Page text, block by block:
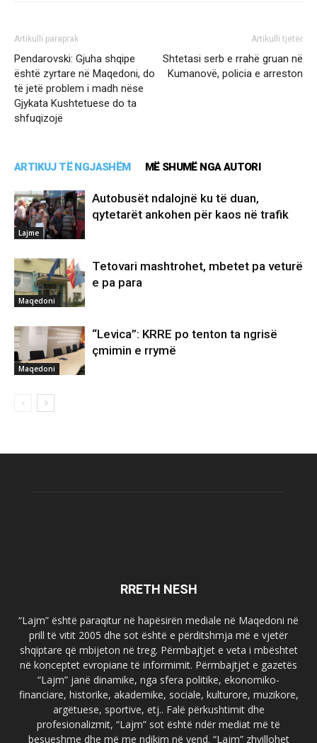
Artikulli paraprak
Pendarovski: Gjuha shqipe
është zyrtare në Maqedoni, do
të jetë problem i madh nëse
Gjykata Kushtetuese do ta
shfuqizojë
Artikulli tjetër
Shtetasi serb e rrahë gruan në
Kumanovë, policia e arreston
ARTIKUJ TË NGJASHËM MË SHUMË NGA AUTORI
Lajme
Autobusët ndalojnë ku të duan,
qytetarët ankohen për kaos në trafik
Maqedoni
Tetovari mashtrohet, mbetet pa veturë
e pa para
Maqedoni
“Levica”: KRRE po tenton ta ngrisë
çmimin e rrymë
RRETH NESH
“Lajm” është paraqitur në hapësirën mediale në Maqedoni në
prill të vitit 2005 dhe sot është e përditshmja më e vjetër
shqiptare që mbijeton në treg. Përmbajtjet e veta i mbështet
në konceptet evropiane të informimit. Përmbajtjet e gazetës
“Lajm” janë dinamike, nga sfera politike, ekonomiko-
financiare, historike, akademike, sociale, kulturore, muzikore,
argëtuese, sportive, etj.. Falë përkushtimit dhe
profesionalizmit, “Lajm” sot është ndër mediat më të
besueshme dhe më me ndikim në vend. “Lajm” zhvillohet